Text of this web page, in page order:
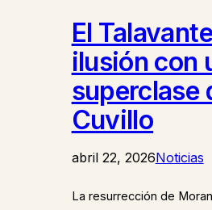
El
ilusión con
superclase
Cuvillo
abril 22, 2026Noticias
La resurrección de